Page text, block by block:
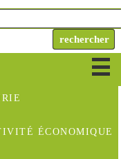
ÉCONOMIQUE